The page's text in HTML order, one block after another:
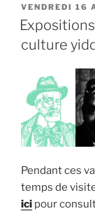
PUBLIÉ
LE
VENDREDI 16
culture
Pendant ces
temps de
ici pour